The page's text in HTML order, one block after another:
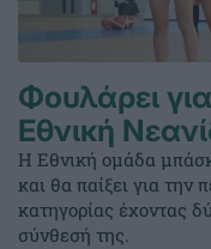
Φουλάρει
Εθνική
Η Εθνική ομάδα
και θα παίξει για
κατηγορίας έχοντας
σύνθεσή της.